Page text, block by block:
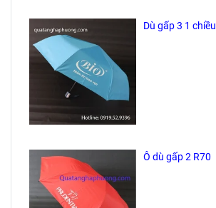
Dù gấp 3 1 chiều
Ô dù gấp 2 R70